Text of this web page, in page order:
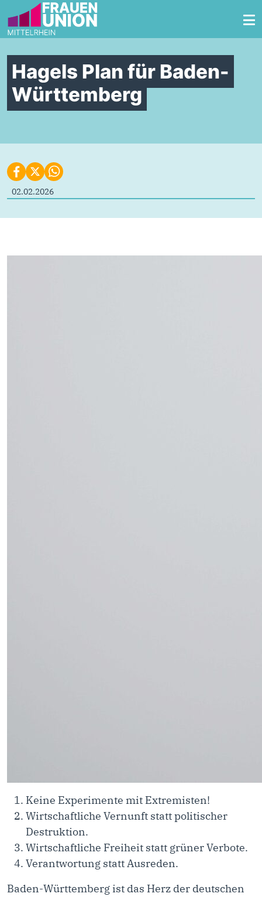
Zum Inhalt springen
Hagels Plan für Baden-
Württemberg
02.02.2026
Keine Experimente mit Extremisten!
Wirtschaftliche Vernunft statt politischer
Destruktion.
Wirtschaftliche Freiheit statt grüner Verbote.
Verantwortung statt Ausreden.
Baden-Württemberg ist das Herz der deutschen